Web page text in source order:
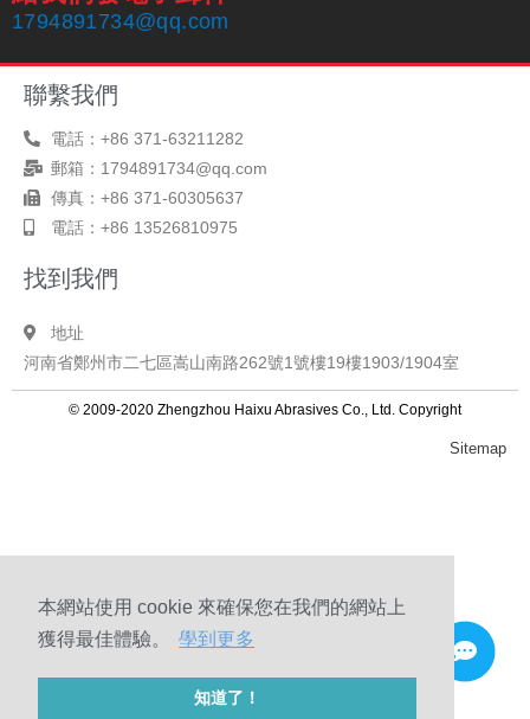
本網站使用 cookie 來確保您在我們的網站上
獲得最佳體驗。
學到更多
知道了！
1794891734@qq.com
和一支經驗豐富的銷售團隊，專業生產南非鉻鐵礦砂。
聯繫我們
電話：+86 371-63211282
郵箱：1794891734@qq.com
傳真：+86 371-60305637
電話：+86 13526810975
找到我們
地址
河南省鄭州市二七區嵩山南路262號1號樓19樓1903/1904室
© 2009-2020 Zhengzhou Haixu Abrasives Co., Ltd. Copyright
Sitemap